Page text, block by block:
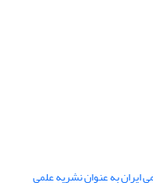
به عنوان نشریه علمی